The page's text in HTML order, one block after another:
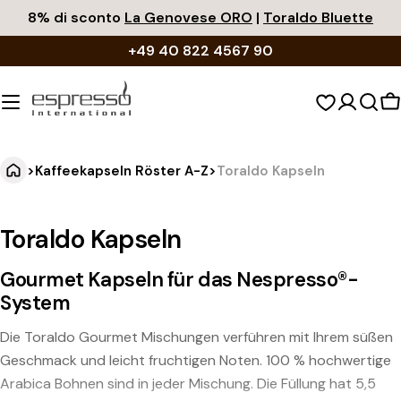
Inhalt
8% di sconto La Genovese ORO | Toraldo Bluette
+49 40 822 4567 90
>Kaffeekapseln Röster A-Z>Toraldo Kapseln
Toraldo Kapseln
Gourmet Kapseln für das Nespresso®-
System
Die Toraldo Gourmet Mischungen verführen mit Ihrem süßen
Geschmack und leicht fruchtigen Noten. 100 % hochwertige
Arabica Bohnen sind in jeder Mischung. Die Füllung hat 5,5